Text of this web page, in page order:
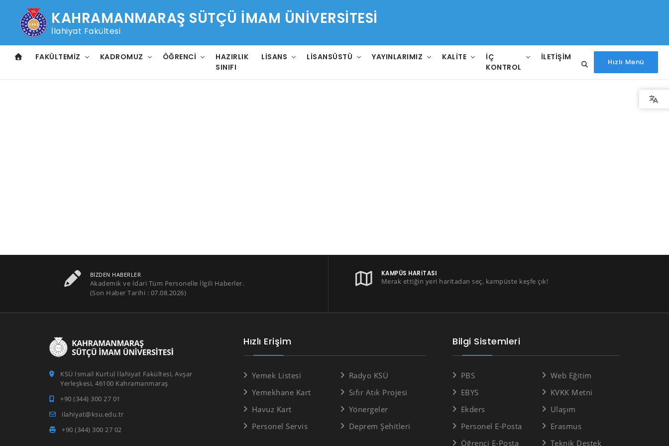
KAHRAMANMARAŞ SÜTÇÜ İMAM ÜNİVERSİTESİ
İlahiyat Fakültesi
FAKÜLTEMIZ KADROMUZ ÖĞRENCI
HAZIRLIK
SINIFI
LISANS LISANSÜSTÜ YAYINLARIMIZ KALITE
İÇ
KONTROL
İLETIŞIM
Hızlı Menü
BIZDEN HABERLER
Akademik ve İdari Tüm Personelle İlgili Haberler.
(Son Haber Tarihi : 07.08.2026)
KAMPÜS HARITASI
Merak ettiğin yeri haritadan seç, kampüste keşfe çık!
KSÜ İsmail Kurtul İlahiyat Fakültesi, Avşar
Yerleşkesi, 46100 Kahramanmaraş
+90 (344) 300 27 01
ilahiyat@ksu.edu.tr
+90 (344) 300 27 02
Hızlı Erişim
Yemek Listesi
Yemekhane Kart
Havuz Kart
Personel Servis
Radyo KSÜ
Sıfır Atık Projesi
Yönergeler
Deprem Şehitleri
Bilgi Sistemleri
PBS
EBYS
Ekders
Personel E-Posta
Öğrenci E-Posta
Web Eğitim
KVKK Metni
Ulaşım
Erasmus
Teknik Destek